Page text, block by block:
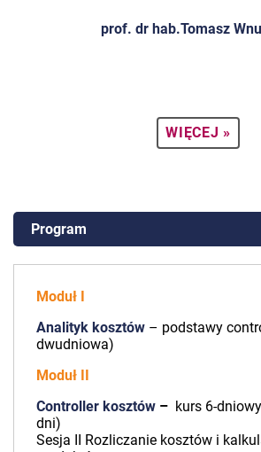
prof. dr hab.Tomasz
WIĘCEJ »
Program
Moduł I
Analityk kosztów – podstawy
dwudniowa)
Moduł II
Controller kosztów – kurs 6-
dni)
Sesja II Rozliczanie kosztów i